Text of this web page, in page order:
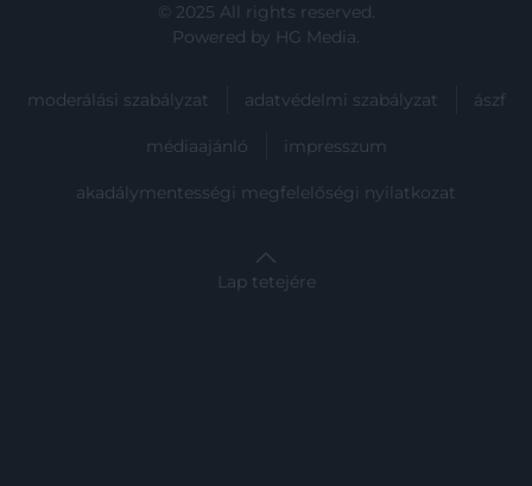
© 2025 All rights reserved.
Powered by HG Media.
moderálási szabályzat adatvédelmi szabályzat ászf
médiaajánló impresszum
akadálymentességi megfelelőségi nyilatkozat
Lap tetejére